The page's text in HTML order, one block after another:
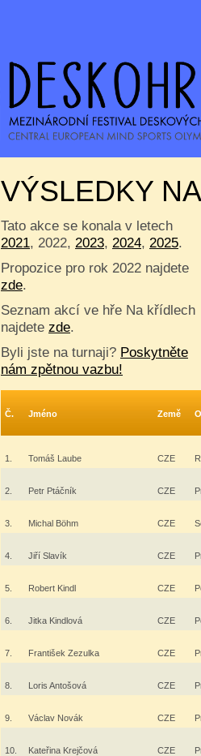
VÝSLEDKY
Tato akce se konala v letech
2021, 2022, 2023, 2024, 2025.
Propozice pro rok 2022 najdete
zde.
Seznam akcí ve hře Na křídlech
najdete zde.
Byli jste na turnaji? Poskytněte
nám zpětnou vazbu!
Č. Jméno Země
1. Tomáš Laube CZE
2. Petr Ptáčník CZE
3. Michal Böhm CZE
4. Jiří Slavík CZE
5. Robert Kindl CZE
6. Jitka Kindlová CZE
7. František Zezulka CZE
8. Loris Antošová CZE
9. Václav Novák CZE
10. Kateřina Krejčová CZE